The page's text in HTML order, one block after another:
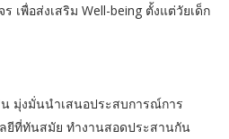
เพื่อส่งเสริม Well-being ตั้งแต่วัยเด็ก
มุ่งมั่นนำเสนอประสบการณ์การ
ยีที่ทันสมัย ทำงานสอดประสานกัน